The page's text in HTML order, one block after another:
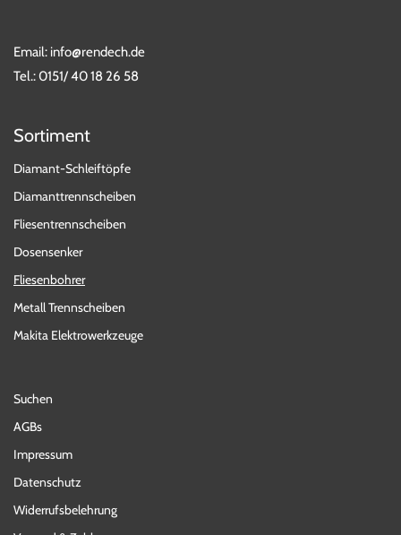
Email: info@rendech.de
Tel.:0151/ 40 18 26 58
Sortiment
Diamant-Schleiftöpfe
Diamanttrennscheiben
Fliesentrennscheiben
Dosensenker
Fliesenbohrer
Metall Trennscheiben
Makita Elektrowerkzeuge
Suchen
AGBs
Impressum
Datenschutz
Widerrufsbelehrung